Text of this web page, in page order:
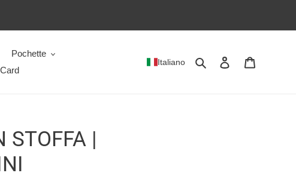
Pochette
Italiano Cerca Accedi
STOFFA |